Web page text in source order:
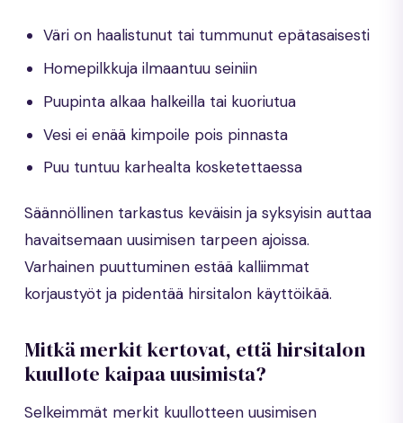
Väri on haalistunut tai tummunut epätasaisesti
Homepilkkuja ilmaantuu seiniin
Puupinta alkaa halkeilla tai kuoriutua
Vesi ei enää kimpoile pois pinnasta
Puu tuntuu karhealta kosketettaessa
Säännöllinen tarkastus keväisin ja syksyisin auttaa
havaitsemaan uusimisen tarpeen ajoissa.
Varhainen puuttuminen estää kalliimmat
korjaustyöt ja pidentää hirsitalon käyttöikää.
Mitkä merkit kertovat, että hirsitalon
kuullote kaipaa uusimista?
Selkeimmät merkit kuullotteen uusimisen